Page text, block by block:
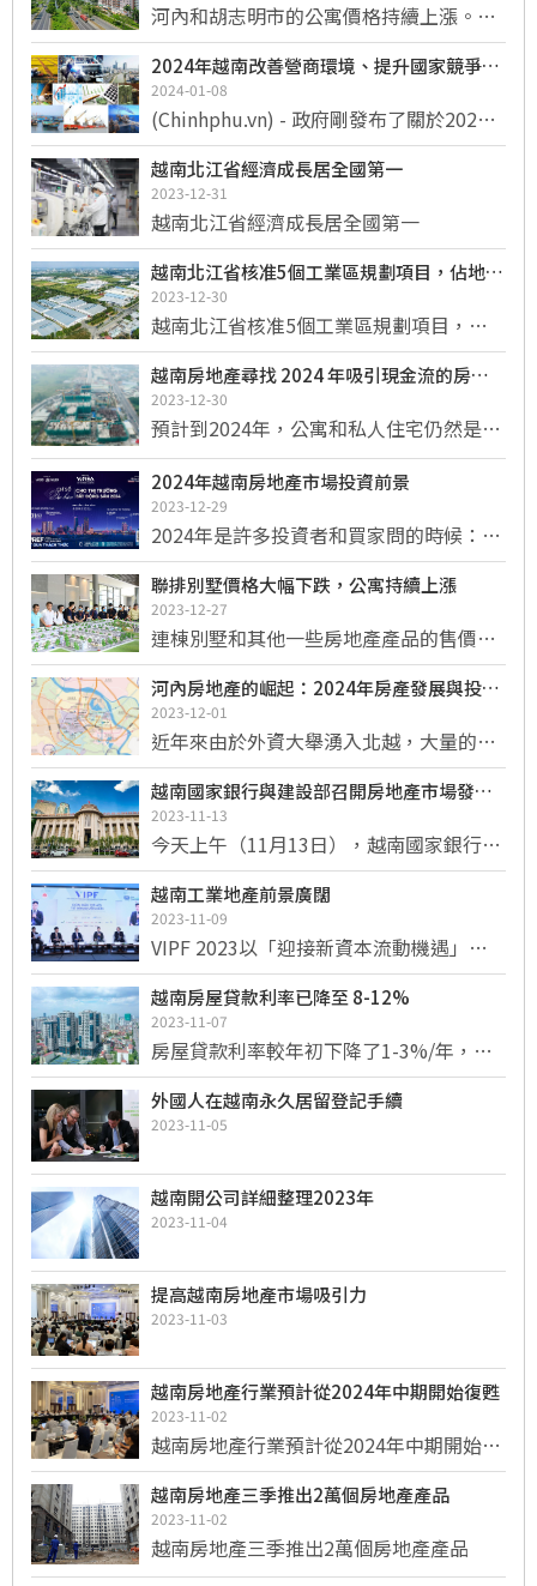
河內和胡志明市的公寓價格持續上漲。然
而，目前河內公寓價格的增速明顯高於胡
志明市。這與十年前完全相反，當時胡志
明市的房地產價格增速始終高於河內。
2024年越南改善營商環境、提升國家競爭力
的解決方案
2024-01-08
(Chinhphu.vn) - 政府剛發布了關於2024
年改善營商環境、增強國家競爭力的主要
任務和解決方案的第02/NQ-CP號決議。
越南北江省經濟成長居全國第一
2023-12-31
越南北江省經濟成長居全國第一
越南北江省核准5個工業區規劃項目，佔地
1100公頃
2023-12-30
越南北江省核准5個工業區規劃項目，佔
地1100公頃 北江省第十九屆人民議會第
11次會議通過了32項重要決議草案，其中
包括5項關於義興工業區規劃項目的決議
草案； Hoa Phu 擴建二期工程； 前山 -
寧山; 春錦 - 香林； 德江...
越南房地產尋找 2024 年吸引現金流的房地
產領域
2023-12-30
預計到2024年，公寓和私人住宅仍然是從
實際住房需求中吸引現金流的類型。
2024年越南房地產市場投資前景
2023-12-29
2024年是許多投資者和買家問的時候：現
在是在越南房地產市場做出投資決定的好
時機嗎？
聯排別墅價格大幅下跌，公寓持續上漲
2023-12-27
連棟別墅和其他一些房地產產品的售價在
2023年將大幅下降10-20%。然而，公寓
價格卻持續上漲。
河內房地產的崛起：2024年房產發展與投資
機會
2023-12-01
近年來由於外資大舉湧入北越，大量的企
業開始從河內與河內外圍開始設廠，越南
政府祭出前四年免稅、後九年稅負減半的
招商政策，對北越的布局將有更大的吸引
力。目前越南的品牌廠中由已三星為首的
韓系廠價加大力度布局，台廠筆電、電子
零組件、網通與消費性電子代工廠已於越
南設廠，河內為越南首都，讓整體房地產
市場更偏重於河內。
越南國家銀行與建設部召開房地產市場發展
工作會議
2023-11-13
今天上午（11月13日），越南國家銀行與
建設部協調組織召開線上會議，部署總理
2023年10月24日關於繼續大力實施解決方
案以發展建設安全、健康、可持續的房地
產市場，為促進社會經濟發展有貢獻。 會
議於2023年11月13日上午8點在國家銀行
總部舉行。
越南工業地產前景廣闊
2023-11-09
VIPF 2023以「迎接新資本流動機遇」為
主題，吸引了300餘位國家管理機構代表
嘉賓參加； 工業地產開發商、工業園區企
業； 工業區和經濟區管理委員會； 國內外
商協會出席。
越南房屋貸款利率已降至 8-12%
2023-11-07
房屋貸款利率較年初下降了1-3%/年，預
計在政府的密切指示下，利率可能會繼續
進一步下降。
外國人在越南永久居留登記手續
2023-11-05
越南開公司詳細整理2023年
2023-11-04
提高越南房地產市場吸引力
2023-11-03
越南房地產行業預計從2024年中期開始復甦
2023-11-02
越南房地產行業預計從2024年中期開始復
甦
越南房地產三季推出2萬個房地產產品
2023-11-02
越南房地產三季推出2萬個房地產產品